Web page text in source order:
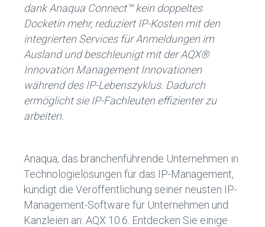
dank Anaqua Connect™ kein doppeltes
Docketin mehr, reduziert IP-Kosten mit den
integrierten Services für Anmeldungen im
Ausland und beschleunigt mit der AQX®
Innovation Management Innovationen
während des IP-Lebenszyklus. Dadurch
ermöglicht sie IP-Fachleuten effizienter zu
arbeiten.
Anaqua, das branchenführende Unternehmen in
Technologielösungen für das IP-Management,
kündigt die Veröffentlichung seiner neusten IP-
Management-Software für Unternehmen und
Kanzleien an: AQX 10.6. Entdecken Sie einige